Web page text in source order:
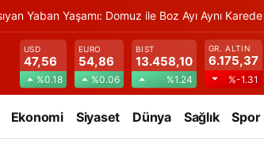
Yaban Yaşamı: Domuz ile Boz Ayı Aynı Karede
USD
47,56
%0.18
EURO
54,86
%0.06
BIST
13.458,10
%1.24
GR. ALTIN
6.175,37
%-1.31
Ekonomi Siyaset Dünya Sağlık Spor